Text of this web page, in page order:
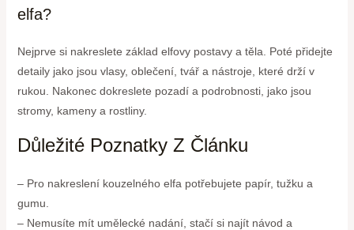
elfa?
Nejprve si nakreslete základ elfovy postavy a těla. Poté přidejte
detaily jako jsou vlasy, oblečení, tvář a nástroje, které drží v
rukou. Nakonec dokreslete pozadí a podrobnosti, jako jsou
stromy, kameny a rostliny.
Důležité Poznatky Z Článku
– Pro nakreslení kouzelného elfa potřebujete papír, tužku a
gumu.
– Nemusíte mít umělecké nadání, stačí si najít návod a